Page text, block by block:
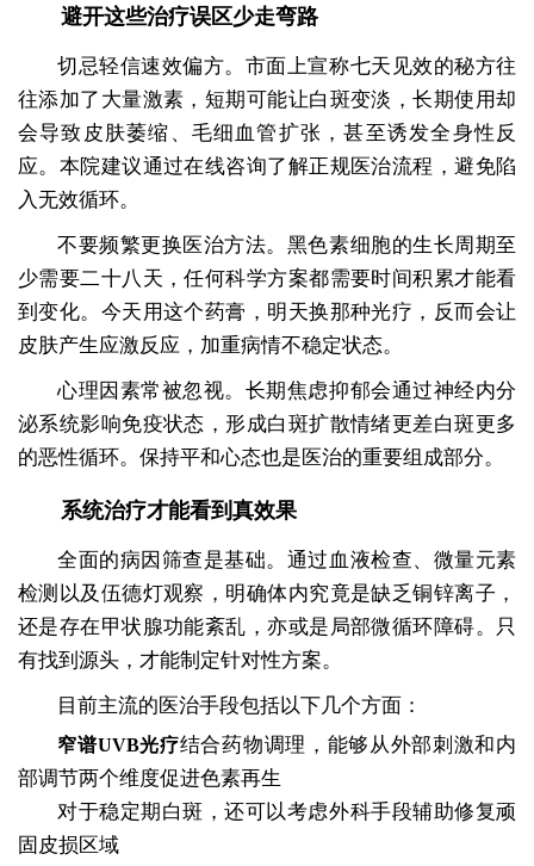
避开这些治疗误区少走弯路
切忌轻信速效偏方。市面上宣称七天见效的秘方往
往添加了大量激素，短期可能让白斑变淡，长期使用却
会导致皮肤萎缩、毛细血管扩张，甚至诱发全身性反
应。本院建议通过在线咨询了解正规医治流程，避免陷
入无效循环。
不要频繁更换医治方法。黑色素细胞的生长周期至
少需要二十八天，任何科学方案都需要时间积累才能看
到变化。今天用这个药膏，明天换那种光疗，反而会让
皮肤产生应激反应，加重病情不稳定状态。
心理因素常被忽视。长期焦虑抑郁会通过神经内分
泌系统影响免疫状态，形成白斑扩散情绪更差白斑更多
的恶性循环。保持平和心态也是医治的重要组成部分。
系统治疗才能看到真效果
全面的病因筛查是基础。通过血液检查、微量元素
检测以及伍德灯观察，明确体内究竟是缺乏铜锌离子，
还是存在甲状腺功能紊乱，亦或是局部微循环障碍。只
有找到源头，才能制定针对性方案。
目前主流的医治手段包括以下几个方面：
窄谱UVB光疗结合药物调理，能够从外部刺激和内
部调节两个维度促进色素再生
对于稳定期白斑，还可以考虑外科手段辅助修复顽
固皮损区域